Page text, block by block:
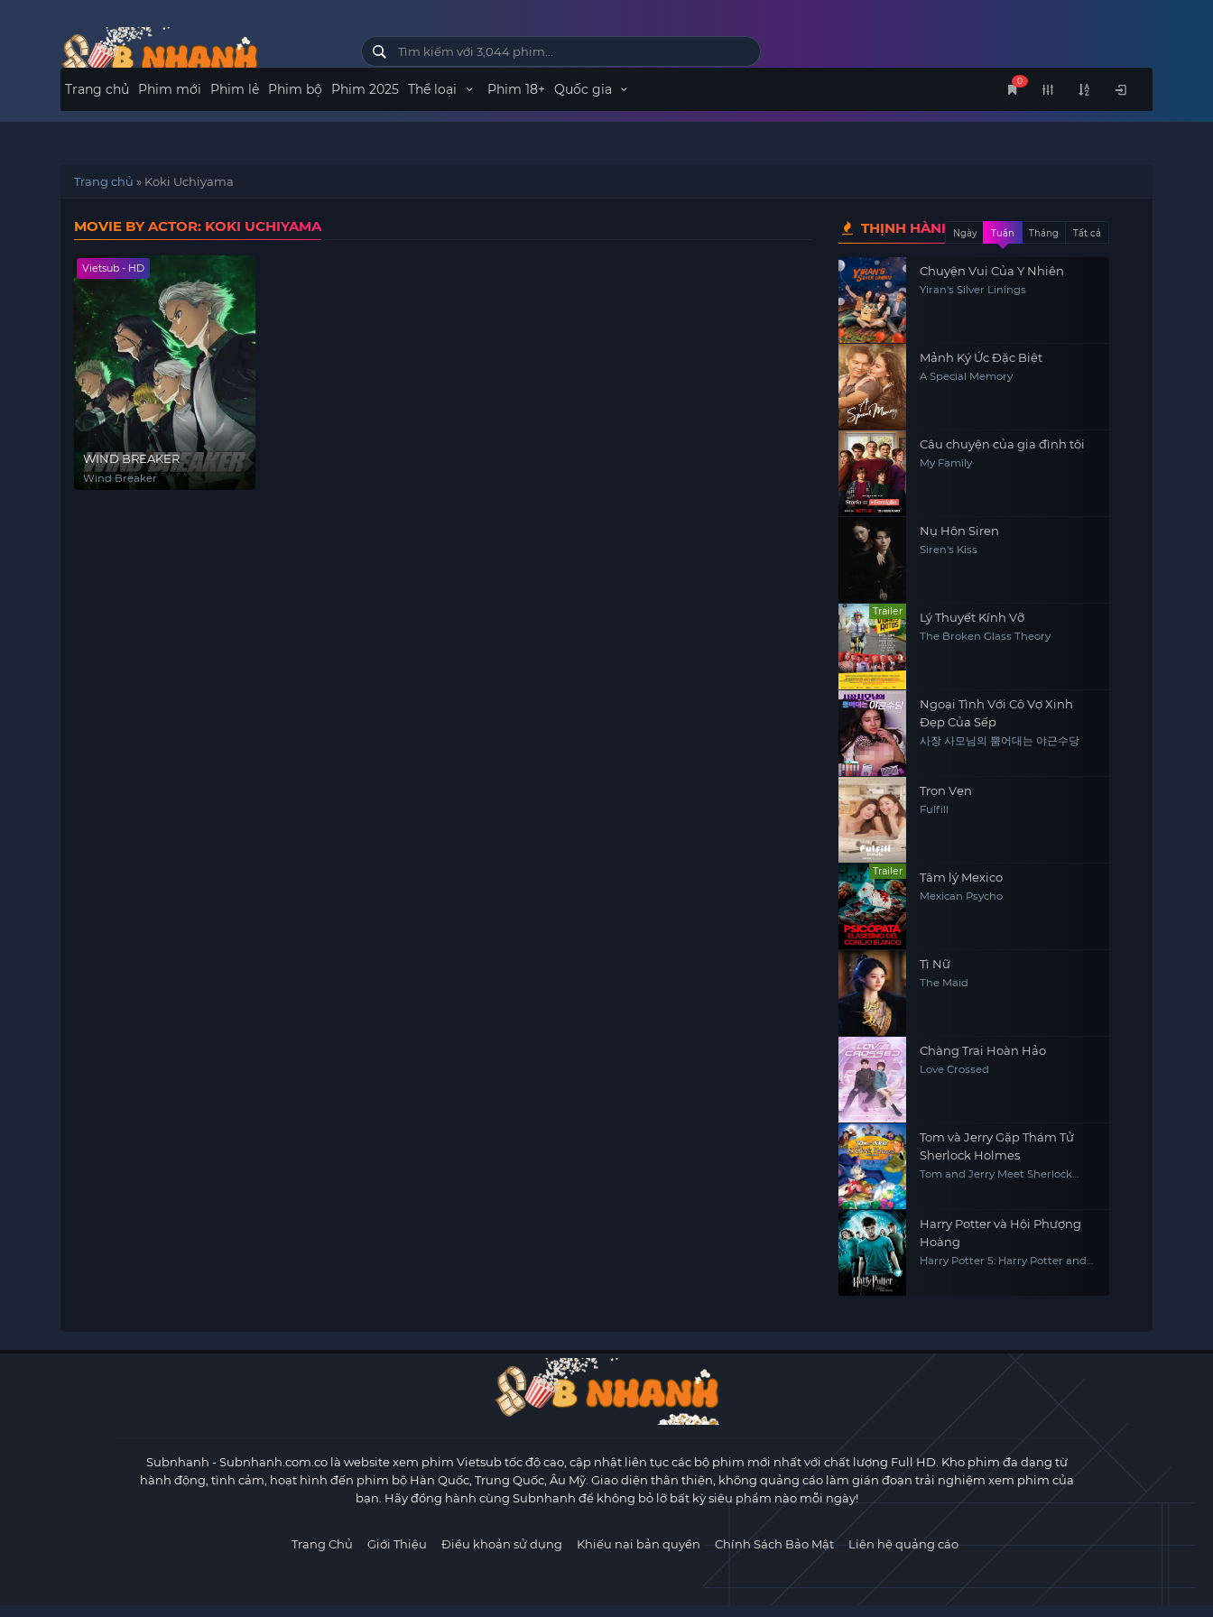
0
Trang chủ Phim mới Phim lẻ Phim bộ Phim 2025 Thể loại Phim 18+ Quốc gia
Trang chủ » Koki Uchiyama
MOVIE BY ACTOR: KOKI UCHIYAMA
Vietsub - HD
WIND BREAKER
Wind Breaker
THỊNH HÀNHNgày Tuần Tháng Tất cả
Chuyện Vui Của Y Nhiên
Yiran's Silver Linings
Mảnh Ký Ức Đặc Biệt
A Special Memory
Câu chuyện của gia đình tôi
My Family
Nụ Hôn Siren
Siren's Kiss
Trailer Lý Thuyết Kính Vỡ
The Broken Glass Theory
Ngoại Tình Với Cô Vợ Xinh
Đẹp Của Sếp
사장 사모님의 뿜어대는 야근수당
Trọn Vẹn
Fulfill
Trailer Tâm lý Mexico
Mexican Psycho
Tì Nữ
The Maid
Chàng Trai Hoàn Hảo
Love Crossed
Tom và Jerry Gặp Thám Tử
Sherlock Holmes
Tom and Jerry Meet Sherlock
Harry Potter và Hội Phượng
Hoàng
Harry Potter 5: Harry Potter and
Subnhanh - Subnhanh.com.co là website xem phim Vietsub tốc độ cao, cập nhật liên tục các bộ phim mới nhất với chất lượng Full HD. Kho phim đa dạng từ
hành động, tình cảm, hoạt hình đến phim bộ Hàn Quốc, Trung Quốc, Âu Mỹ. Giao diện thân thiện, không quảng cáo làm gián đoạn trải nghiệm xem phim của
bạn. Hãy đồng hành cùng Subnhanh để không bỏ lỡ bất kỳ siêu phẩm nào mỗi ngày!
Trang Chủ Giới Thiệu Điều khoản sử dụng Khiếu nại bản quyền Chính Sách Bảo Mật Liên hệ quảng cáo